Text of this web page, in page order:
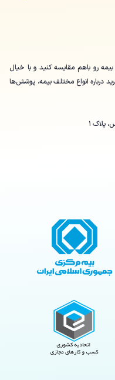
رو باهم مقایسه کنید و با خیال
درباره انواع مختلف بیمه، پوشش‌ها
پلاک ۱